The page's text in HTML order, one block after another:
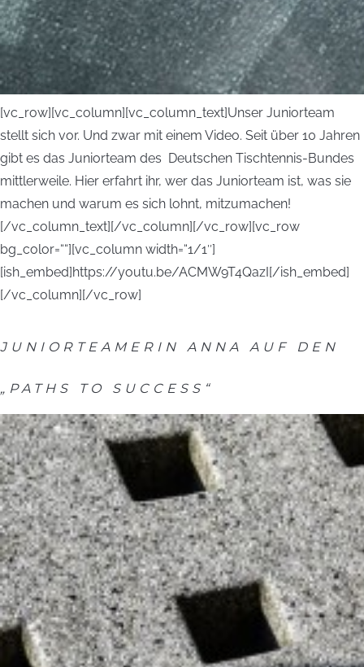
[vc_row][vc_column][vc_column_text]Unser Juniorteam
stellt sich vor. Und zwar mit einem Video. Seit über 10 Jahren
gibt es das Juniorteam des Deutschen Tischtennis-Bundes
mittlerweile. Hier erfahrt ihr, wer das Juniorteam ist, was sie
machen und warum es sich lohnt, mitzumachen!
[/vc_column_text][/vc_column][/vc_row][vc_row
bg_color=““][vc_column width=“1/1″]
[ish_embed]https://youtu.be/ACMW9T4QazI[/ish_embed]
[/vc_column][/vc_row]
JUNIORTEAMERIN ANNA AUF DEN
„PATHS TO SUCCESS“